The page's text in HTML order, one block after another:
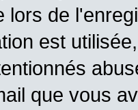
lors de
est
que vous